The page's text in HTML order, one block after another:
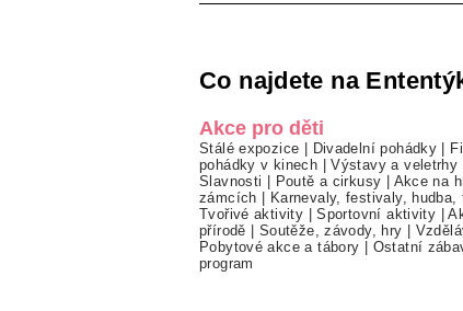
Co najdete na
Akce pro děti
Stálé expozice Divadelní pohádky
pohádky v kinech |Výstavy a veletrhy
Slavnosti
Poutě a cirkusy
Akce na
zámcích
Karnevaly, festivaly, hudba,
Tvořivé aktivity |Sportovní aktivity |
přírodě
Soutěže, závody, hry
Pobytové akce a tábory
Ostatní
program